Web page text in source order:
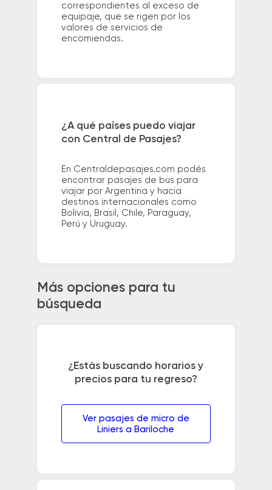
correspondientes al exceso de
equipaje, que se rigen por los
valores de servicios de
encomiendas.
¿A qué países puedo viajar
con Central de Pasajes?
En Centraldepasajes.com podés
encontrar pasajes de bus para
viajar por Argentina y hacia
destinos internacionales como
Bolivia, Brasil, Chile, Paraguay,
Perú y Uruguay.
Más opciones para tu
búsqueda
¿Estás buscando horarios y
precios para tu regreso?
Ver pasajes de micro de
Liniers a Bariloche